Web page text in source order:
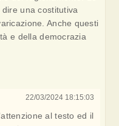
una costitutiva
Anche questi
e della democrazia
22/03/2024 18:15:03
al testo ed il